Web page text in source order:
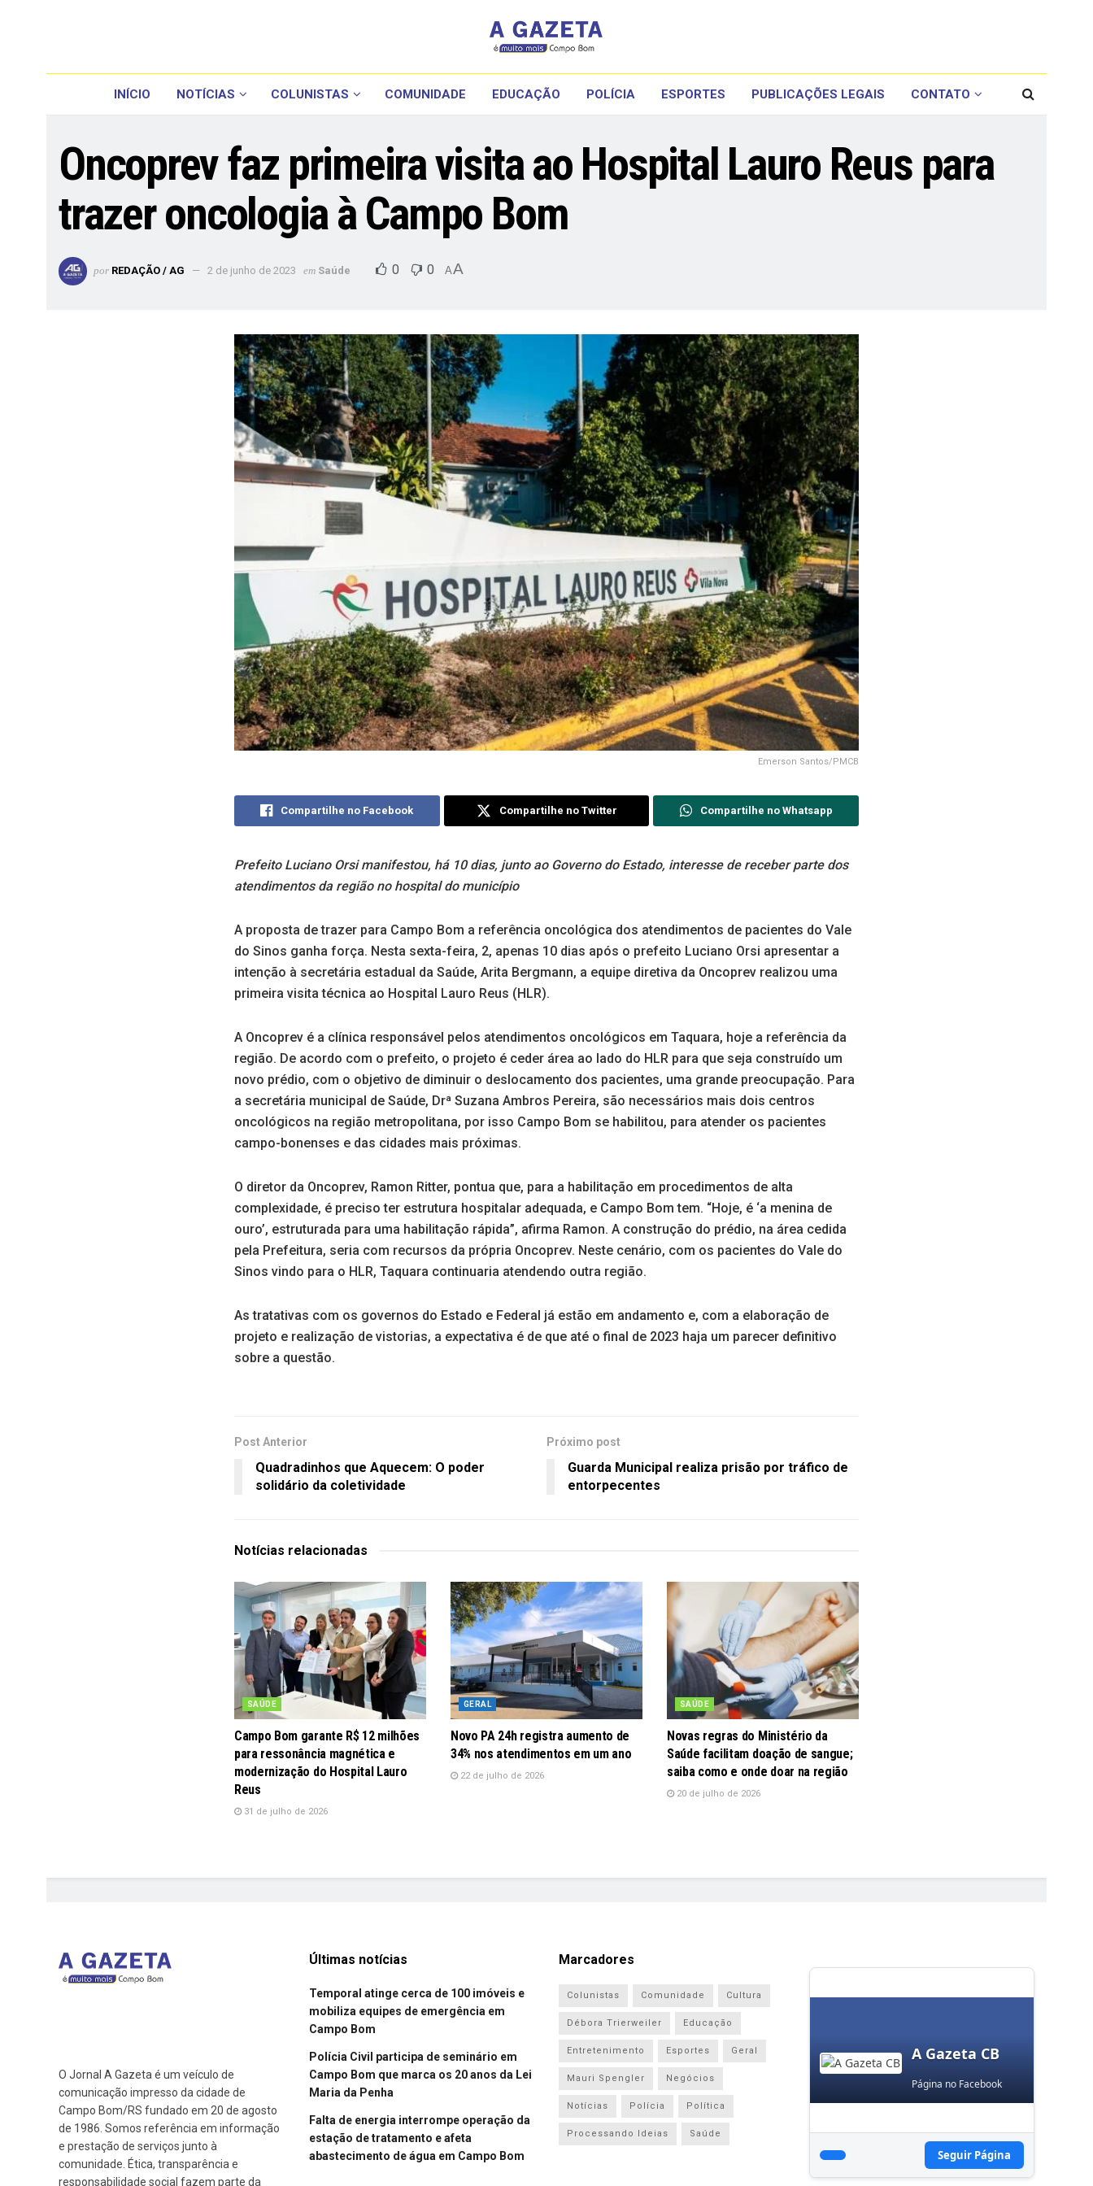
INÍCIO NOTÍCIAS COLUNISTAS COMUNIDADE EDUCAÇÃO POLÍCIA ESPORTES PUBLICAÇÕES LEGAIS CONTATO
Oncoprev faz primeira visita ao Hospital Lauro Reus para
trazer oncologia à Campo Bom
por REDAÇÃO / AG 2 de junho de 2023 em Saúde 0 0 AA
Emerson Santos/PMCB
Compartilhe no Facebook Compartilhe no Twitter Compartilhe no Whatsapp
Prefeito Luciano Orsi manifestou, há 10 dias, junto ao Governo do Estado, interesse de receber parte dos
atendimentos da região no hospital do município
A proposta de trazer para Campo Bom a referência oncológica dos atendimentos de pacientes do Vale
do Sinos ganha força. Nesta sexta-feira, 2, apenas 10 dias após o prefeito Luciano Orsi apresentar a
intenção à secretária estadual da Saúde, Arita Bergmann, a equipe diretiva da Oncoprev realizou uma
primeira visita técnica ao Hospital Lauro Reus (HLR).
A Oncoprev é a clínica responsável pelos atendimentos oncológicos em Taquara, hoje a referência da
região. De acordo com o prefeito, o projeto é ceder área ao lado do HLR para que seja construído um
novo prédio, com o objetivo de diminuir o deslocamento dos pacientes, uma grande preocupação. Para
a secretária municipal de Saúde, Drª Suzana Ambros Pereira, são necessários mais dois centros
oncológicos na região metropolitana, por isso Campo Bom se habilitou, para atender os pacientes
campo-bonenses e das cidades mais próximas.
O diretor da Oncoprev, Ramon Ritter, pontua que, para a habilitação em procedimentos de alta
complexidade, é preciso ter estrutura hospitalar adequada, e Campo Bom tem. “Hoje, é ‘a menina de
ouro’, estruturada para uma habilitação rápida”, afirma Ramon. A construção do prédio, na área cedida
pela Prefeitura, seria com recursos da própria Oncoprev. Neste cenário, com os pacientes do Vale do
Sinos vindo para o HLR, Taquara continuaria atendendo outra região.
As tratativas com os governos do Estado e Federal já estão em andamento e, com a elaboração de
projeto e realização de vistorias, a expectativa é de que até o final de 2023 haja um parecer definitivo
sobre a questão.
Post Anterior
Quadradinhos que Aquecem: O poder
solidário da coletividade
Próximo post
Guarda Municipal realiza prisão por tráfico de
entorpecentes
Notícias relacionadas
SAÚDE
Campo Bom garante R$ 12 milhões
para ressonância magnética e
modernização do Hospital Lauro
Reus
31 de julho de 2026
GERAL
Novo PA 24h registra aumento de
34% nos atendimentos em um ano
22 de julho de 2026
SAÚDE
Novas regras do Ministério da
Saúde facilitam doação de sangue;
saiba como e onde doar na região
20 de julho de 2026
O Jornal A Gazeta é um veículo de
comunicação impresso da cidade de
Campo Bom/RS fundado em 20 de agosto
de 1986. Somos referência em informação
e prestação de serviços junto à
comunidade. Ética, transparência e
responsabilidade social fazem parte da
Últimas notícias
Temporal atinge cerca de 100 imóveis e
mobiliza equipes de emergência em
Campo Bom
Polícia Civil participa de seminário em
Campo Bom que marca os 20 anos da Lei
Maria da Penha
Falta de energia interrompe operação da
estação de tratamento e afeta
abastecimento de água em Campo Bom
Marcadores
Colunistas Comunidade Cultura
Débora Trierweiler Educação
Entretenimento Esportes Geral
Mauri Spengler Negócios
Notícias Polícia Política
Processando Ideias Saúde
A Gazeta CB
Página no Facebook
Seguir Página